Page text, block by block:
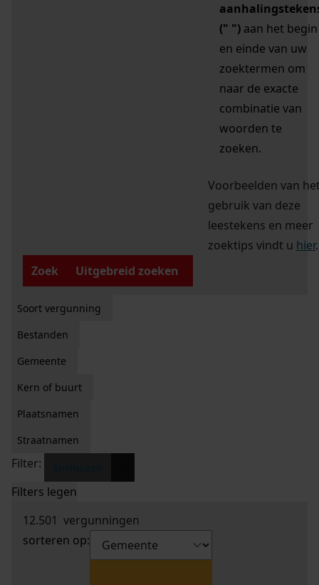
(" ") aan het begin
en einde van uw
zoektermen om
naar de exacte
combinatie van
woorden te
zoeken.
Voorbeelden van
gebruik van deze
leestekens en meer
zoektips vindt u hier.
Zoek
Uitgebreid zoeken
Soort vergunning
Bestanden
Gemeente
Kern of buurt
Plaatsnamen
Straatnamen
Filter:
Filters legen
12.501 vergunningen
sorteren op: